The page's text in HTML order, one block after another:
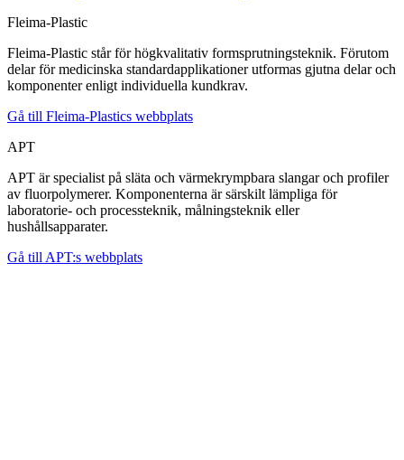
Fleima-Plastic
Fleima-Plastic står för högkvalitativ formsprutningsteknik. Förutom
delar för medicinska standardapplikationer utformas gjutna delar och
komponenter enligt individuella kundkrav.
Gå till Fleima-Plastics webbplats
APT
APT är specialist på släta och värmekrympbara slangar och profiler
av fluorpolymerer. Komponenterna är särskilt lämpliga för
laboratorie- och processteknik, målningsteknik eller
hushållsapparater.
Gå till APT:s webbplats